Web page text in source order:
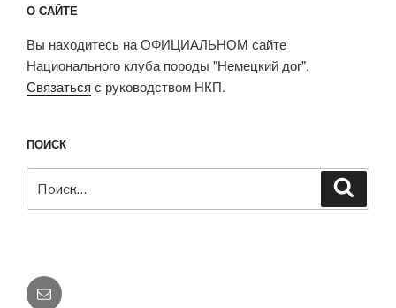
О САЙТЕ
Вы находитесь на ОФИЦИАЛЬНОМ сайте
Национального клуба породы "Немецкий дог".
Связаться с руководством НКП.
ПОИСК
E-